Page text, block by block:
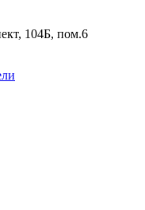
104Б, пом.6